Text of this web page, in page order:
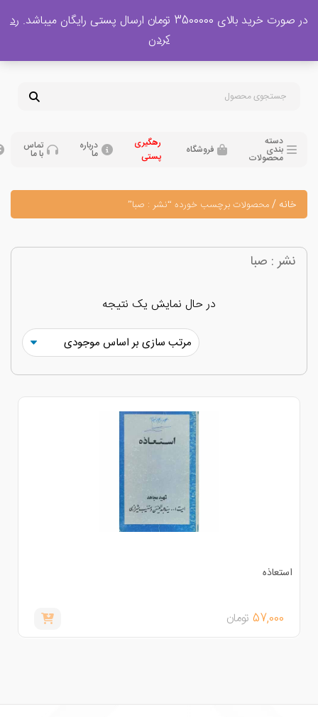
پشتیبانی فروش
09120329397
بندی
محصولات
فروشگاه درباره تماس
محصولات برچسب خورده “نشر : صبا”
: صبا
در حال نمایش یک نتیجه
57,000تومان
3500000 تومان ارسال پستی رایگان میباشد.
رد